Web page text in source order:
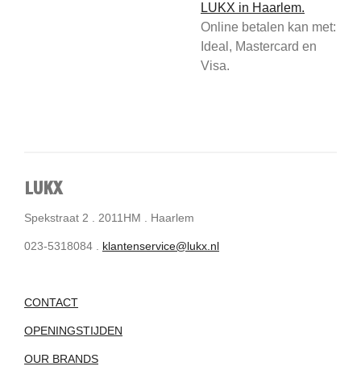
LUKX in Haarlem.
Online betalen kan met:
Ideal, Mastercard en
Visa.
LUKX
Spekstraat 2 . 2011HM . Haarlem
023-5318084 . klantenservice@lukx.nl
CONTACT
OPENINGSTIJDEN
OUR BRANDS